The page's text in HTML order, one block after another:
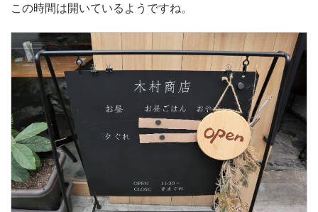
この時間は開いているようですね。